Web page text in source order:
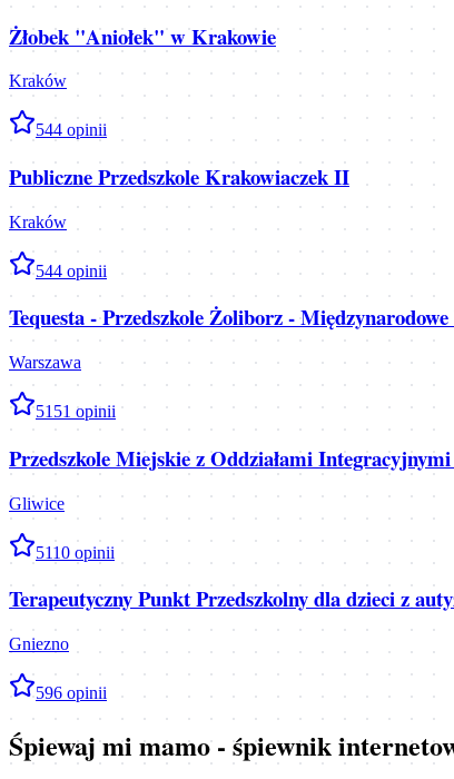
Żłobek "Aniołek" w Krakowie
Kraków
544 opinii
Publiczne Przedszkole Krakowiaczek II
Kraków
544 opinii
Tequesta - Przedszkole Żoliborz -
Warszawa
5151 opinii
Przedszkole Miejskie z Oddziałami
Gliwice
5110 opinii
Terapeutyczny Punkt Przedszkolny dla dzieci z
Gniezno
596 opinii
Śpiewaj mi mamo - śpiewnik